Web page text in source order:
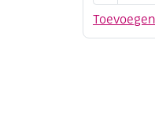
Toevoegen
(indian